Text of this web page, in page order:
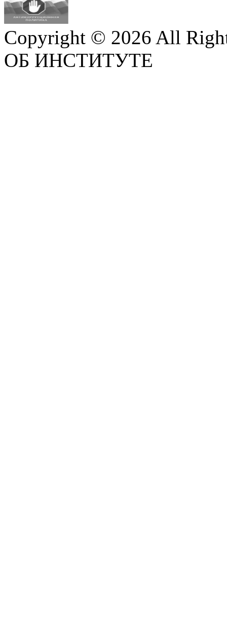
Copyright © 2026 All
ОБ ИНСТИТУТЕ